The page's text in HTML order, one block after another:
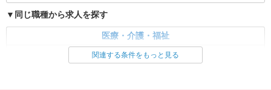
キープ
株式会社kotrio /●FK-H-2009519
同じ職種から求人を探す
医療・介護・福祉
関連する条件をもっと見る